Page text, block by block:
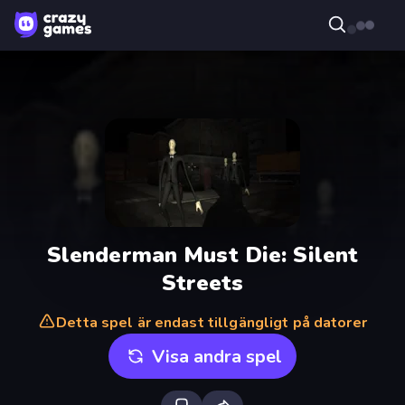
Slenderman Must Die: Silent
Streets
Detta spel är endast tillgängligt på datorer
Visa andra spel